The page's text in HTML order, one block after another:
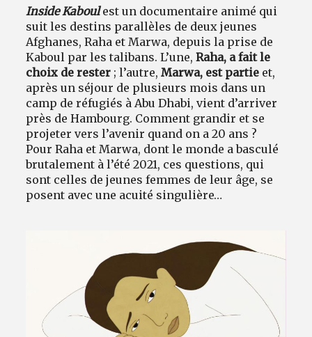
Inside Kaboul est un documentaire animé qui
suit les destins parallèles de deux jeunes
Afghanes, Raha et Marwa, depuis la prise de
Kaboul par les talibans. L’une,Raha, a fait le
choix de rester ; l’autre,Marwa, est partie et,
après un séjour de plusieurs mois dans un
camp de réfugiés à Abu Dhabi, vient d’arriver
près de Hambourg. Comment grandir et se
projeter vers l’avenir quand on a 20 ans ?
Pour Raha et Marwa, dont le monde a basculé
brutalement à l’été 2021, ces questions, qui
sont celles de jeunes femmes de leur âge, se
posent avec une acuité singulière…